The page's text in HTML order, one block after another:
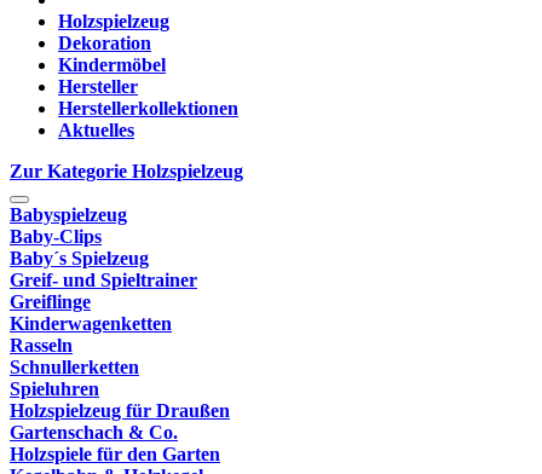
Holzspielzeug
Dekoration
Kindermöbel
Hersteller
Herstellerkollektionen
Aktuelles
Zur Kategorie Holzspielzeug
Babyspielzeug
Baby-Clips
Baby´s Spielzeug
Greif- und Spieltrainer
Greiflinge
Kinderwagenketten
Rasseln
Schnullerketten
Spieluhren
Holzspielzeug für Draußen
Gartenschach & Co.
Holzspiele für den Garten